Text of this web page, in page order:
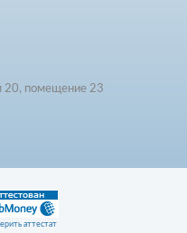
20, помещение 23
аттестат